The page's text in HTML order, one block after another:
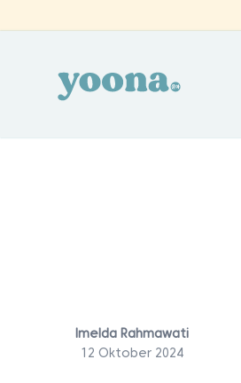
Imelda Rahmawati
12 Oktober 2024